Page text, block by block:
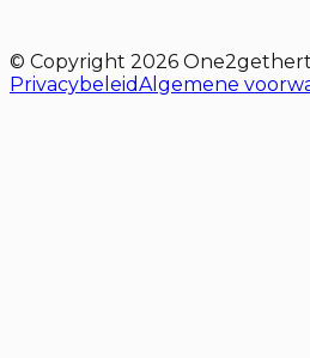
© Copyright 2026
PrivacybeleidAlgemene